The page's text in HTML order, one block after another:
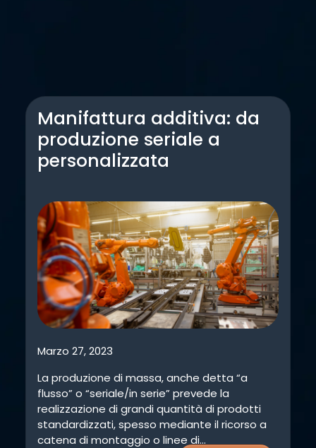
Manifattura additiva: da
produzione seriale a
personalizzata
Marzo 27, 2023
La produzione di massa, anche detta “a
flusso” o “seriale/in serie” prevede la
realizzazione di grandi quantità di prodotti
standardizzati, spesso mediante il ricorso a
catena di montaggio o linee di